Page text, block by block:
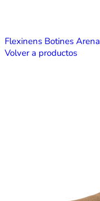
Flexinens Botines Arena
Volver a productos